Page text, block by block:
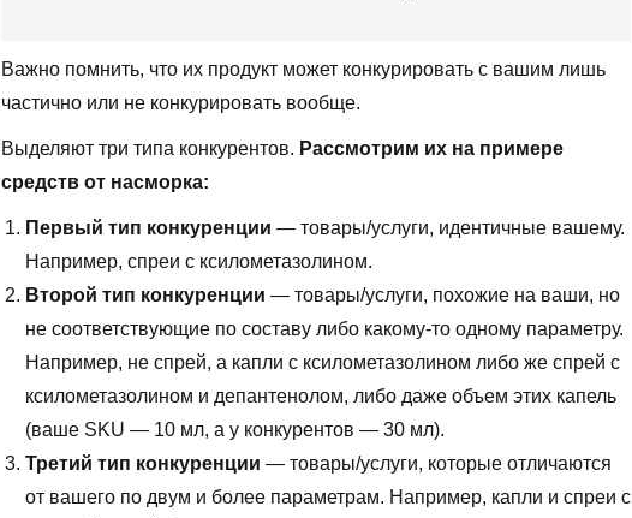
Важно помнить, что их продукт может конкурировать с вашим лишь
частично или не конкурировать вообще.
Выделяют три типа конкурентов. Рассмотрим их на примере
средств от насморка:
Первый тип конкуренции — товары/услуги, идентичные вашему.
Например, спреи с ксилометазолином.
Второй тип конкуренции — товары/услуги, похожие на ваши, но
не соответствующие по составу либо какому-то одному параметру.
Например, не спрей, а капли с ксилометазолином либо же спрей с
ксилометазолином и депантенолом, либо даже объем этих капель
(ваше SKU — 10 мл, а у конкурентов — 30 мл).
Третий тип конкуренции — товары/услуги, которые отличаются
от вашего по двум и более параметрам. Например, капли и спреи с